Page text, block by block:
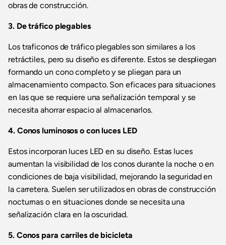
obras de construcción.
3. De tráfico plegables
Los traficonos de tráfico plegables son similares a los
retráctiles, pero su diseño es diferente. Estos se despliegan
formando un cono completo y se pliegan para un
almacenamiento compacto. Son eficaces para situaciones
en las que se requiere una señalización temporal y se
necesita ahorrar espacio al almacenarlos.
4. Conos luminosos o con luces LED
Estos incorporan luces LED en su diseño. Estas luces
aumentan la visibilidad de los conos durante la noche o en
condiciones de baja visibilidad, mejorando la seguridad en
la carretera. Suelen ser utilizados en obras de construcción
nocturnas o en situaciones donde se necesita una
señalización clara en la oscuridad.
5. Conos para carriles de bicicleta